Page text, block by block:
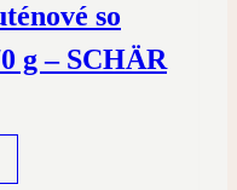
so
g – SCHÄR